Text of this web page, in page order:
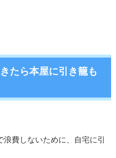
たら本屋に引き籠も
費しないために、自宅に引